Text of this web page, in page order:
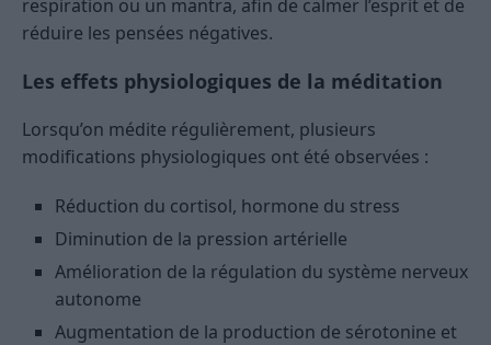
respiration ou un mantra, afin de calmer l’esprit et de
réduire les pensées négatives.
Les effets physiologiques de la méditation
Lorsqu’on médite régulièrement, plusieurs
modifications physiologiques ont été observées :
Réduction du cortisol, hormone du stress
Diminution de la pression artérielle
Amélioration de la régulation du système nerveux
autonome
Augmentation de la production de sérotonine et